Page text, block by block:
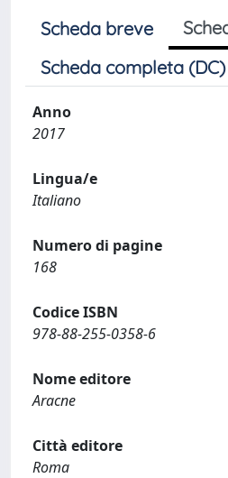
Scheda breve
Scheda completa (DC)
Anno
2017
Lingua/e
Italiano
Numero di pagine
168
Codice ISBN
978-88-255-0358-6
Nome editore
Aracne
Città editore
Roma